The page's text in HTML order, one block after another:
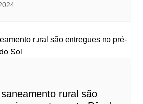
rural são